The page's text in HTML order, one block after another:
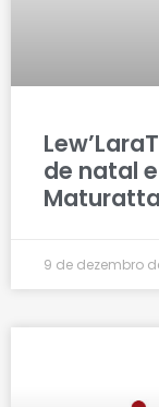
de natal
Maturatta
9 de dezembro